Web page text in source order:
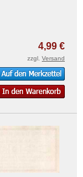
4,99 €
zzgl. Versand